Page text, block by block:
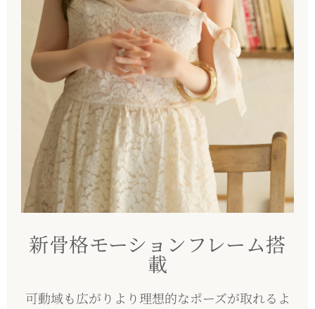
新骨格モーションフレーム搭
載
可動域も広がりより理想的なポーズが取れるよ